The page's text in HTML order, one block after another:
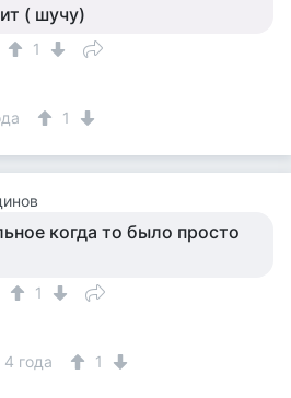
( шучу)
1
1
когда то было просто
1
4 года 1